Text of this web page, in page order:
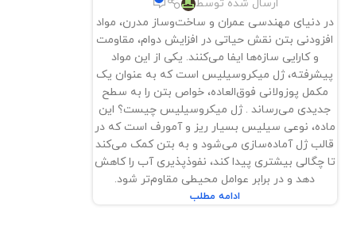
ارسال شده توسط
در دنیای مهندسی عمران و ساخت‌وساز مدرن، مواد
افزودنی بتن نقش حیاتی در افزایش دوام، مقاومت
و کارایی سازه‌ها ایفا می‌کنند. یکی از این مواد
پیشرفته، ژل میکروسیلیس است که به عنوان یک
مکمل پوزولانی فوق‌العاده، خواص بتن را به سطح
جدیدی می‌رساند . ژل میکروسیلیس چیست؟ این
ماده، نوعی سیلیس بسیار ریز و آمورف است که در
قالب ژل آماده‌سازی می‌شود و به بتن کمک می‌کند
تا چگالی بیشتری پیدا کند، نفوذپذیری آب را کاهش
دهد و در برابر عوامل محیطی مقاوم‌تر شود.
ادامه مطلب